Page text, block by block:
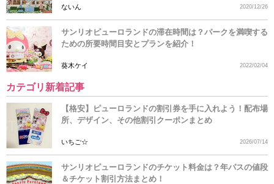
ないん 2020/12/26
サンリオピューロランドの滞在時間は？パークを満喫する
ための所要時間目安とプランを紹介！
葵木ケイ 2022/02/04
カテゴリ新着記事
【格安】ピューロランドの割引券を手に入れよう！配布場
所、デザイン、その他割引クーポンまとめ
いちご☆ 2026/07/14
サンリオピューロランドのチケット料金は？年パスの値段
＆チケット割引方法まとめ！